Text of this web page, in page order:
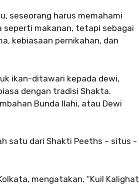
seseorang harus memahami
seperti makanan, tetapi sebagai
kebiasaan pernikahan, dan
ikan-ditawari kepada dewi,
dengan tradisi Shakta.
Bunda Ilahi, atau Dewi
satu dari Shakti Peeths – situs -
mengatakan, “Kuil Kalighat